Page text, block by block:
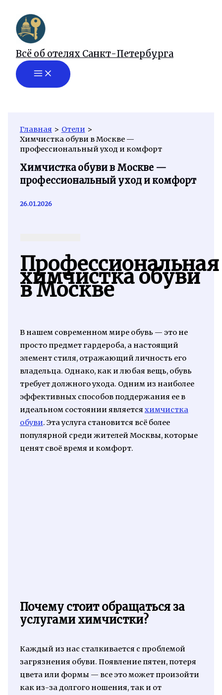
содержимому
Всё об отелях Санкт-Петербурга
Главная
Отели
Химчистка обуви в Москве —
профессиональный уход и комфорт
Химчистка обуви в Москве —
профессиональный уход и комфорт
26.01.2026
Профессиональная
химчистка обуви
в Москве
В нашем современном мире обувь — это не
просто предмет гардероба, а настоящий
элемент стиля, отражающий личность его
владельца. Однако, как и любая вещь, обувь
требует должного ухода. Одним из наиболее
эффективных способов поддержания ее в
идеальном состоянии является химчистка
обуви. Эта услуга становится всё более
популярной среди жителей Москвы, которые
ценят своё время и комфорт.
Почему стоит обращаться за
услугами химчистки?
Каждый из нас сталкивается с проблемой
загрязнения обуви. Появление пятен, потеря
цвета или формы — все это может произойти
как из-за долгого ношения, так и от